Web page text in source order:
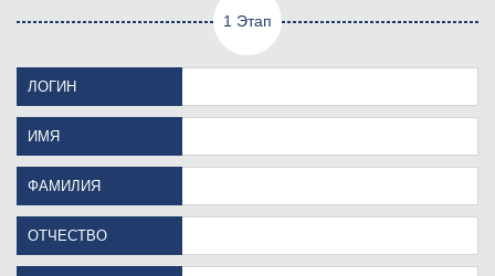
1 Этап
ЛОГИН
ИМЯ
ФАМИЛИЯ
ОТЧЕСТВО